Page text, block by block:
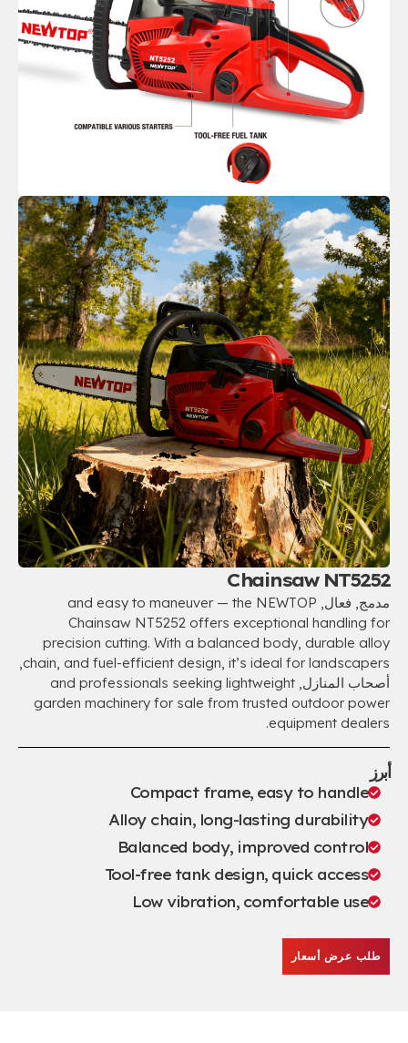
Chainsaw NT5252
مدمج, فعال, and easy to maneuver — the NEWTOP
Chainsaw NT5252 offers exceptional handling for
precision cutting. With a balanced body, durable alloy
chain, and fuel-efficient design, it’s ideal for landscapers
,
أصحاب المنازل, and professionals seeking lightweight
garden machinery for sale from trusted outdoor power
equipment dealers
.
أبرز
Compact frame, easy to handle
Alloy chain, long-lasting durability
Balanced body, improved control
Tool-free tank design, quick access
Low vibration, comfortable use
طلب عرض أسعار